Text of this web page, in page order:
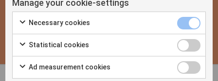
Manage your cookie-settings
Necessary cookies
Statistical cookies
Ad measurement cookies